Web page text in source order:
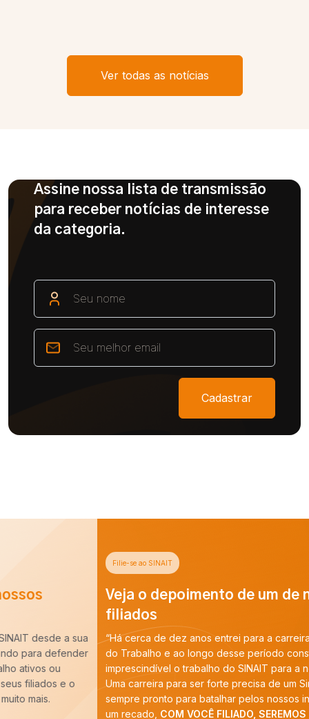
Ver todas as notícias
Assine nossa lista de transmissão
para receber notícias de interesse
da categoria.
Cadastrar
Veja o depoimento de um de nossos
“Há cerca de dez anos entrei para a carreira de Auditoria-Fiscal
do Trabalho e ao longo desse período constatei que é
imprescindível o trabalho do SINAIT para a nossa categoria.
Uma carreira para ser forte precisa de um Sindicato forte,
sempre pronto para batalhar pelos nossos interesses. E tenho
COM VOCÊ FILIADO, SEREMOS MAIS!”